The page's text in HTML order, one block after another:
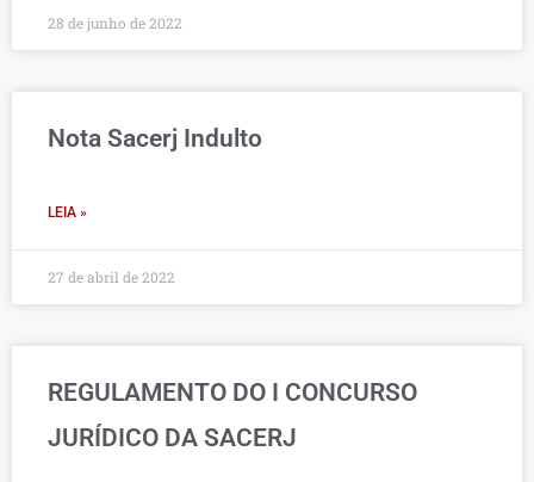
28 de junho de 2022
Nota Sacerj Indulto
LEIA »
27 de abril de 2022
REGULAMENTO DO I CONCURSO
JURÍDICO DA SACERJ